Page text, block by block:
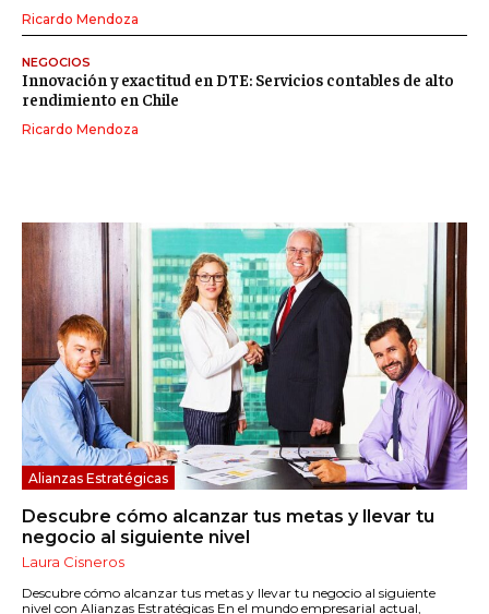
Alianzas Estratégicas
Descubre cómo alcanzar tus metas y llevar tu
negocio al siguiente nivel
Laura Cisneros
Descubre cómo alcanzar tus metas y llevar tu negocio al siguiente
nivel con Alianzas Estratégicas En el mundo empresarial actual,
Ricardo Mendoza
NEGOCIOS
Innovación y exactitud en DTE: Servicios contables de alto
rendimiento en Chile
Ricardo Mendoza